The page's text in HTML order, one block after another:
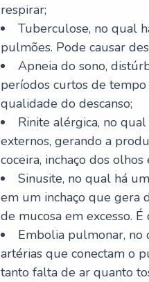
respirar;
Tuberculose, no qual
pulmões. Pode causar
Apneia do sono,
períodos curtos de tempo
qualidade do descanso;
Rinite alérgica, no
externos, gerando a
coceira, inchaço dos
Sinusite, no qual há
em um inchaço que gera
de mucosa em excesso.
Embolia pulmonar, no
artérias que conectam o
tanto falta de ar quanto